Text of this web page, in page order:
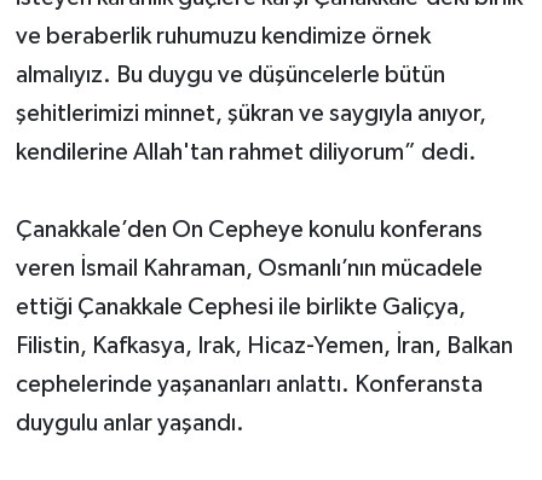
ve beraberlik ruhumuzu kendimize örnek
almalıyız. Bu duygu ve düşüncelerle bütün
şehitlerimizi minnet, şükran ve saygıyla anıyor,
kendilerine Allah'tan rahmet diliyorum” dedi.
Çanakkale’den On Cepheye konulu konferans
veren İsmail Kahraman, Osmanlı’nın mücadele
ettiği Çanakkale Cephesi ile birlikte Galiçya,
Filistin, Kafkasya, Irak, Hicaz-Yemen, İran, Balkan
cephelerinde yaşananları anlattı. Konferansta
duygulu anlar yaşandı.